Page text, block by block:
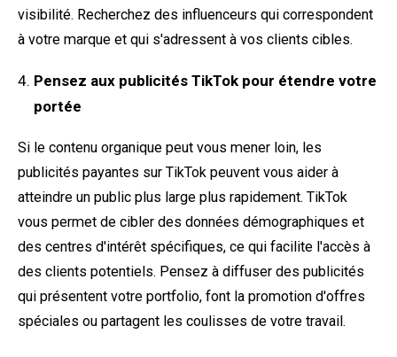
visibilité. Recherchez des influenceurs qui correspondent
à votre marque et qui s'adressent à vos clients cibles.
Pensez aux publicités TikTok pour étendre votre
portée
Si le contenu organique peut vous mener loin, les
publicités payantes sur TikTok peuvent vous aider à
atteindre un public plus large plus rapidement. TikTok
vous permet de cibler des données démographiques et
des centres d'intérêt spécifiques, ce qui facilite l'accès à
des clients potentiels. Pensez à diffuser des publicités
qui présentent votre portfolio, font la promotion d'offres
spéciales ou partagent les coulisses de votre travail.